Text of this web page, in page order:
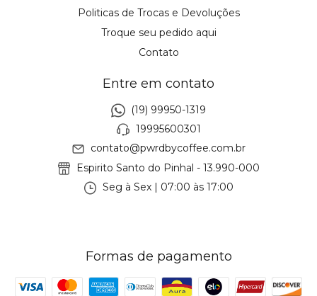
Politicas de Trocas e Devoluções
Troque seu pedido aqui
Contato
Entre em contato
(19) 99950-1319
19995600301
contato@pwrdbycoffee.com.br
Espirito Santo do Pinhal - 13.990-000
Seg à Sex | 07:00 às 17:00
Formas de pagamento